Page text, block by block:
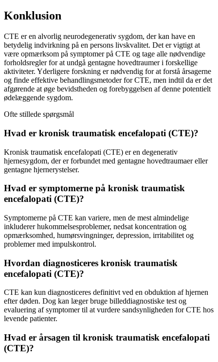
Konklusion
CTE er en alvorlig neurodegenerativ sygdom, der kan have en
betydelig indvirkning på en persons livskvalitet. Det er vigtigt at
være opmærksom på symptomer på CTE og tage alle nødvendige
forholdsregler for at undgå gentagne hovedtraumer i forskellige
aktiviteter. Yderligere forskning er nødvendig for at forstå årsagerne
og finde effektive behandlingsmetoder for CTE, men indtil da er det
afgørende at øge bevidstheden og forebyggelsen af denne potentielt
ødelæggende sygdom.
Ofte stillede spørgsmål
Hvad er kronisk traumatisk encefalopati (CTE)?
Kronisk traumatisk encefalopati (CTE) er en degenerativ
hjernesygdom, der er forbundet med gentagne hovedtraumaer eller
gentagne hjernerystelser.
Hvad er symptomerne på kronisk traumatisk
encefalopati (CTE)?
Symptomerne på CTE kan variere, men de mest almindelige
inkluderer hukommelsesproblemer, nedsat koncentration og
opmærksomhed, humørsvingninger, depression, irritabilitet og
problemer med impulskontrol.
Hvordan diagnosticeres kronisk traumatisk
encefalopati (CTE)?
CTE kan kun diagnosticeres definitivt ved en obduktion af hjernen
efter døden. Dog kan læger bruge billeddiagnostiske test og
evaluering af symptomer til at vurdere sandsynligheden for CTE hos
levende patienter.
Hvad er årsagen til kronisk traumatisk encefalopati
(CTE)?